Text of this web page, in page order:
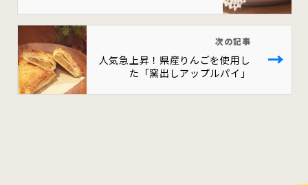
次の記事
人気急上昇！県産りんごを使用し
た「窯出しアップルパイ」
→